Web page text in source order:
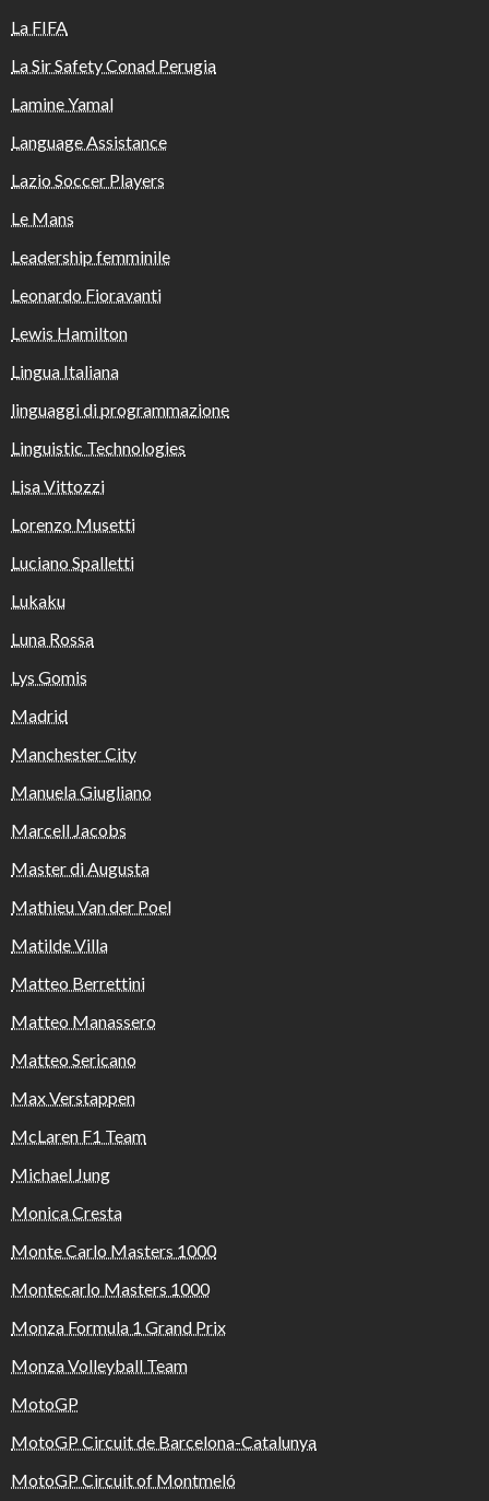
La FIFA
La Sir Safety Conad Perugia
Lamine Yamal
Language Assistance
Lazio Soccer Players
Le Mans
Leadership femminile
Leonardo Fioravanti
Lewis Hamilton
Lingua Italiana
linguaggi di programmazione
Linguistic Technologies
Lisa Vittozzi
Lorenzo Musetti
Luciano Spalletti
Lukaku
Luna Rossa
Lys Gomis
Madrid
Manchester City
Manuela Giugliano
Marcell Jacobs
Master di Augusta
Mathieu Van der Poel
Matilde Villa
Matteo Berrettini
Matteo Manassero
Matteo Sericano
Max Verstappen
McLaren F1 Team
Michael Jung
Monica Cresta
Monte Carlo Masters 1000
Montecarlo Masters 1000
Monza Formula 1 Grand Prix
Monza Volleyball Team
MotoGP
MotoGP Circuit de Barcelona-Catalunya
MotoGP Circuit of Montmeló